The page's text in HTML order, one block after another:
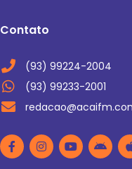
Contato
(93) 99224-2004
(93) 99233-2001